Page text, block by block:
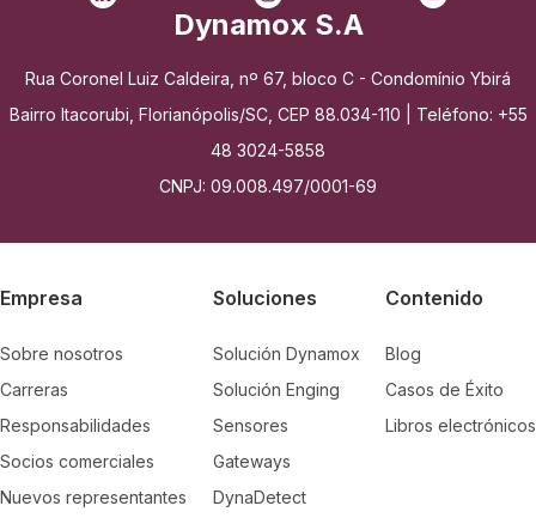
Dynamox S.A
Rua Coronel Luiz Caldeira, nº 67, bloco C - Condomínio Ybirá
Bairro Itacorubi, Florianópolis/SC, CEP 88.034-110 | Teléfono: +55
48 3024-5858
CNPJ: 09.008.497/0001-69
Empresa
Sobre nosotros
Carreras
Responsabilidades
Socios comerciales
Nuevos representantes
Soluciones
Solución Dynamox
Solución Enging
Sensores
Gateways
DynaDetect
Contenido
Blog
Casos de Éxito
Libros electrónicos